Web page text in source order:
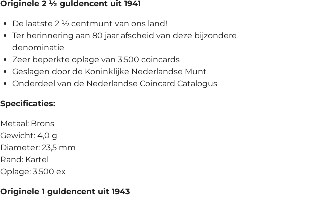
Originele 2 ½ guldencent uit 1941
De laatste 2 ½ centmunt van ons land!
Ter herinnering aan 80 jaar afscheid van deze bijzondere
denominatie
Zeer beperkte oplage van 3.500 coincards
Geslagen door de Koninklijke Nederlandse Munt
Onderdeel van de Nederlandse Coincard Catalogus
Specificaties:
Metaal: Brons
Gewicht: 4,0 g
Diameter: 23,5 mm
Rand: Kartel
Oplage: 3.500 ex
Originele 1 guldencent uit 1943